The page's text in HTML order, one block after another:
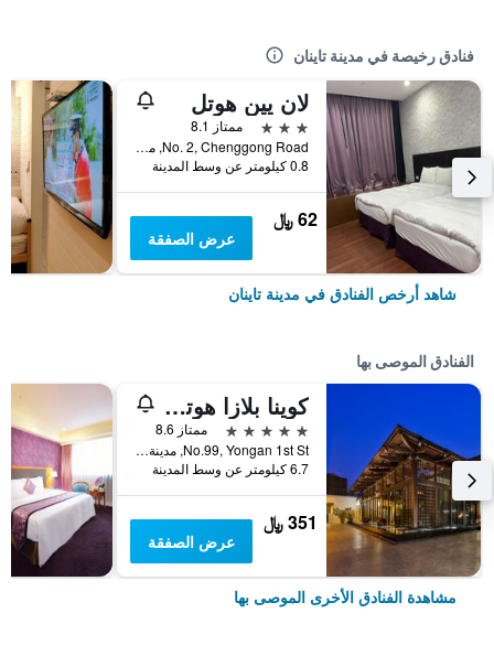
فنادق رخيصة في مدينة تاينان
لان يين هوتل
3 نجوم
ممتاز 8.1
No. 2, Chenggong Road, مدينة تاينان, تايوان
0.8 كيلومتر عن وسط المدينة
62 ﷼
عرض الصفقة
شاهد أرخص الفنادق في مدينة تاينان
الفنادق الموصى بها
كوينا بلازا هوتل تاينان
5 نجوم
ممتاز 8.6
No.99, Yongan 1st St, مدينة تاينان, تايوان
6.7 كيلومتر عن وسط المدينة
351 ﷼
عرض الصفقة
مشاهدة الفنادق الأخرى الموصى بها